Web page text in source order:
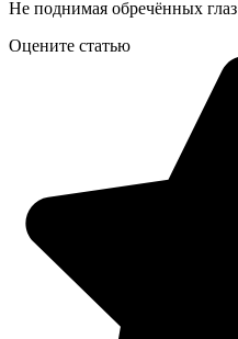
Не поднимая обречённых глаз
Оцените статью